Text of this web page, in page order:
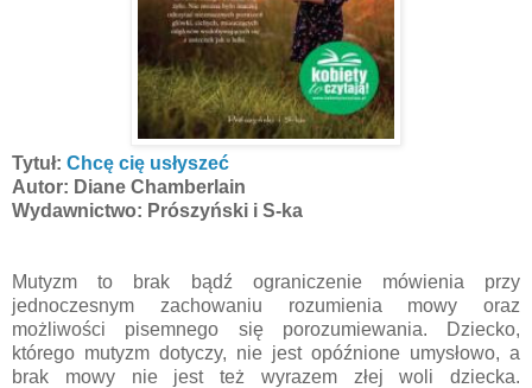
Tytuł: Chcę cię usłyszeć
Autor: Diane Chamberlain
Wydawnictwo: Prószyński i S-ka
Mutyzm to brak bądź ograniczenie mówienia przy
jednoczesnym zachowaniu rozumienia mowy oraz
możliwości pisemnego się porozumiewania. Dziecko,
którego mutyzm dotyczy, nie jest opóźnione umysłowo, a
brak mowy nie jest też wyrazem złej woli dziecka.